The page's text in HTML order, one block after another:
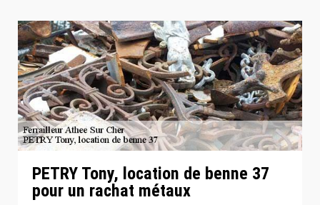
PETRY Tony, location de benne 37
pour un rachat métaux